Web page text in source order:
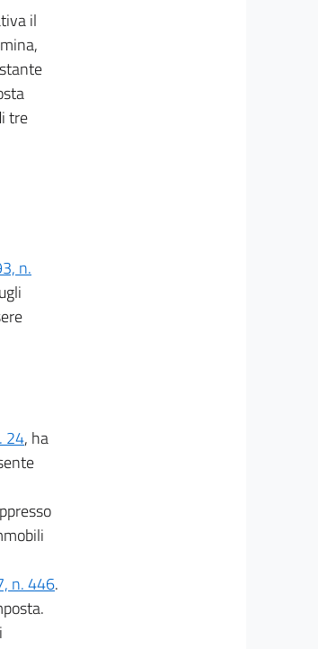
il
tre
n.
24, ha
n. 446.